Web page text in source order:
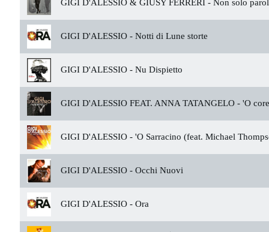
GIGI D'ALESSIO & GIUSY FERRERI - Non solo
GIGI D'ALESSIO - Notti di Lune storte
GIGI D'ALESSIO - Nu Dispietto
GIGI D'ALESSIO FEAT. ANNA TATANGELO - 'O
GIGI D'ALESSIO - 'O Sarracino (feat. Michael
GIGI D'ALESSIO - Occhi Nuovi
GIGI D'ALESSIO - Ora